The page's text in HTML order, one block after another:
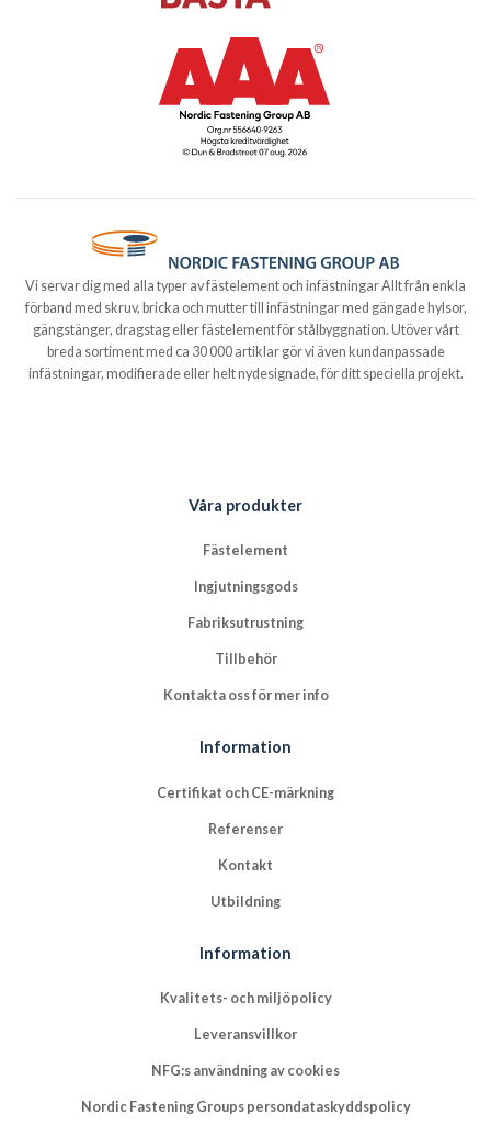
Vi servar dig med alla typer av fästelement och infästningar Allt från enkla
förband med skruv, bricka och mutter till infästningar med gängade hylsor,
gängstänger, dragstag eller fästelement för stålbyggnation. Utöver vårt
breda sortiment med ca 30 000 artiklar gör vi även kundanpassade
infästningar, modifierade eller helt nydesignade, för ditt speciella projekt.
Våra produkter
Fästelement
Ingjutningsgods
Fabriksutrustning
Tillbehör
Kontakta oss för mer info
Information
Certifikat och CE-märkning
Referenser
Kontakt
Utbildning
Information
Kvalitets- och miljöpolicy
Leveransvillkor
NFG:s användning av cookies
Nordic Fastening Groups persondataskyddspolicy